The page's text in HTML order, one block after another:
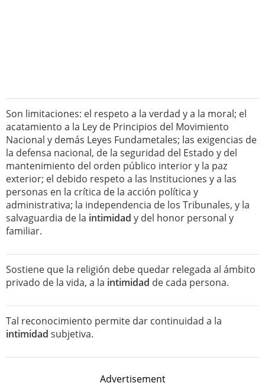
Son limitaciones: el respeto a la verdad y a la moral; el
acatamiento a la Ley de Principios del Movimiento
Nacional y demás Leyes Fundametales; las exigencias de
la defensa nacional, de la seguridad del Estado y del
mantenimiento del orden público interior y la paz
exterior; el debido respeto a las Instituciones y a las
personas en la crítica de la acción política y
administrativa; la independencia de los Tribunales, y la
salvaguardia de la intimidad y del honor personal y
familiar.
Sostiene que la religión debe quedar relegada al ámbito
privado de la vida, a la intimidad de cada persona.
Tal reconocimiento permite dar continuidad a la
intimidad subjetiva.
Advertisement